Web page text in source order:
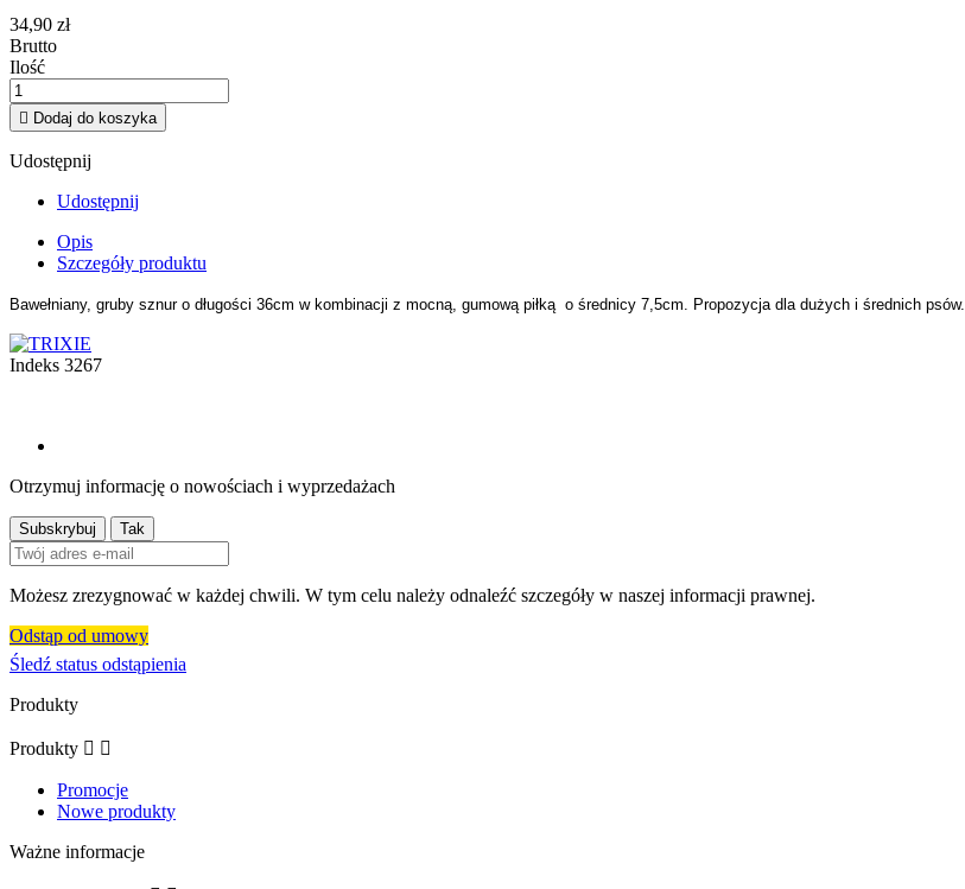
34,90 zł
Brutto
Ilość
 Dodaj do koszyka
Udostępnij
Udostępnij
Opis
Szczegóły produktu
Bawełniany, gruby sznur o długości 36cm w kombinacji z mocną, gumową piłką o średnicy 7,5cm. Propozycja dla dużych i średnich psów.
Indeks 3267
Otrzymuj informację o nowościach i wyprzedażach
Możesz zrezygnować w każdej chwili. W tym celu należy odnaleźć szczegóły w naszej informacji prawnej.
Odstąp od umowy
Śledź status odstąpienia
Produkty
Produkty  
Promocje
Nowe produkty
Ważne informacje